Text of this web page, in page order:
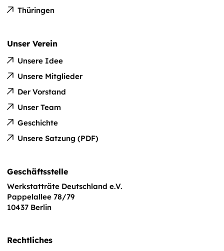
Thüringen
Unser Verein
Unsere Idee
Unsere Mitglieder
Der Vorstand
Unser Team
Geschichte
Unsere Satzung (PDF)
Geschäftsstelle
Werkstatträte Deutschland e.V.
Pappelallee 78/79
10437 Berlin
Rechtliches